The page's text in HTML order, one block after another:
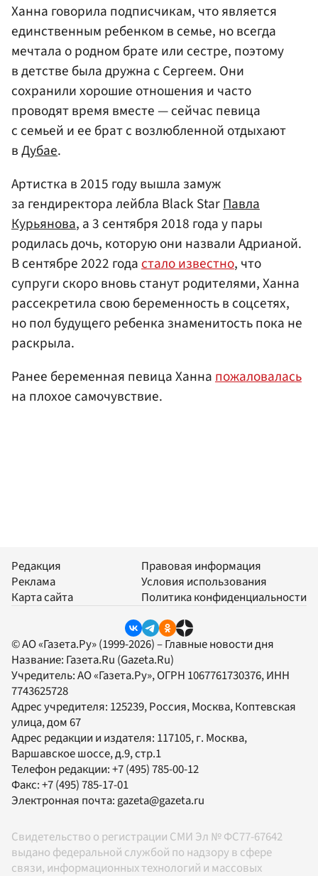
Ханна говорила подписчикам, что является
единственным ребенком в семье, но всегда
мечтала о родном брате или сестре, поэтому
в детстве была дружна с Сергеем. Они
сохранили хорошие отношения и часто
проводят время вместе — сейчас певица
с семьей и ее брат с возлюбленной отдыхают
вДубае.
Артистка в 2015 году вышла замуж
за гендиректора лейбла Black StarПавла
Курьянова, а 3 сентября 2018 года у пары
родилась дочь, которую они назвали Адрианой.
В сентябре 2022 годастало известно, что
супруги скоро вновь станут родителями, Ханна
рассекретила свою беременность в соцсетях,
но пол будущего ребенка знаменитость пока не
раскрыла.
Ранее беременная певица Ханнапожаловалась
на плохое самочувствие.
Редакция
Реклама
Карта сайта
Правовая информация
Условия использования
Политика конфиденциальности
© АО «Газета.Ру» (1999-2026) – Главные новости дня
Название: Газета.Ru (Gazeta.Ru)
Учредитель:АО «Газета.Ру», ОГРН 1067761730376, ИНН
7743625728
Адрес учредителя: 125239, Россия, Москва, Коптевская
улица, дом 67
Адрес редакции и издателя: 117105, г. Москва,
Варшавское шоссе, д.9, стр.1
Телефон редакции:+7 (495) 785-00-12
Факс:+7 (495) 785-17-01
Электронная почта:gazeta@gazeta.ru
Свидетельство о регистрации СМИ Эл № ФС77-67642
выдано федеральной службой по надзору в сфере
связи, информационных технологий и массовых